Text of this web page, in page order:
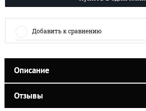
Добавить к сравнению
Описание
Отзывы